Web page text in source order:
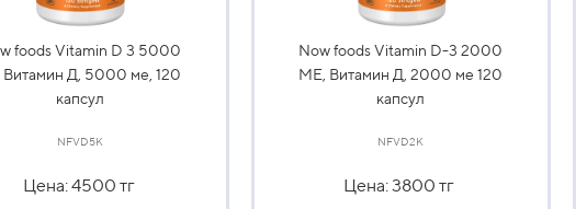
foods Vitamin D 3 5000
Витамин Д, 5000 ме, 120
капсул
NFVD5K
Цена: 4500 тг
Now foods Vitamin D-3 2000
МЕ, Витамин Д, 2000 ме 120
капсул
NFVD2K
Цена: 3800 тг